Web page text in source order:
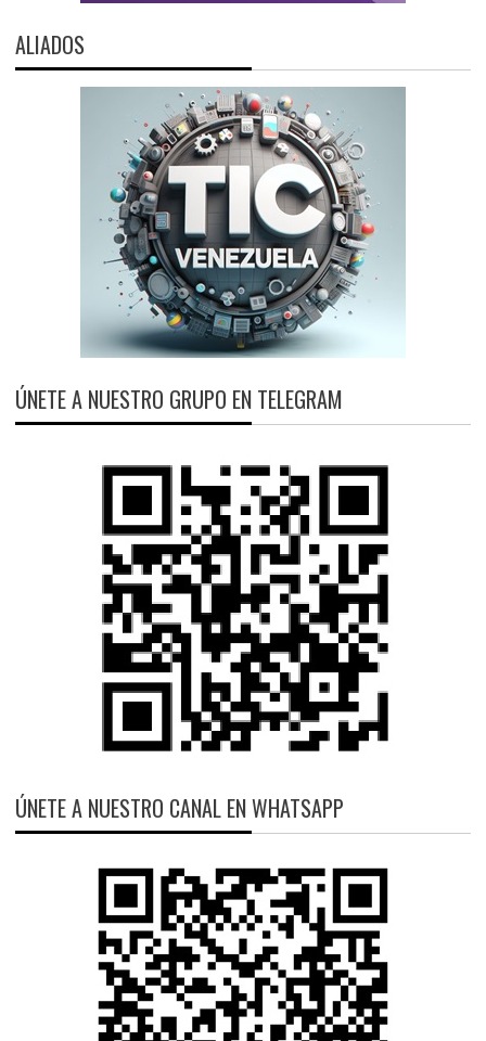
ALIADOS
ÚNETE A NUESTRO GRUPO EN TELEGRAM
ÚNETE A NUESTRO CANAL EN WHATSAPP